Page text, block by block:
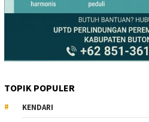
TOPIK POPULER
KENDARI